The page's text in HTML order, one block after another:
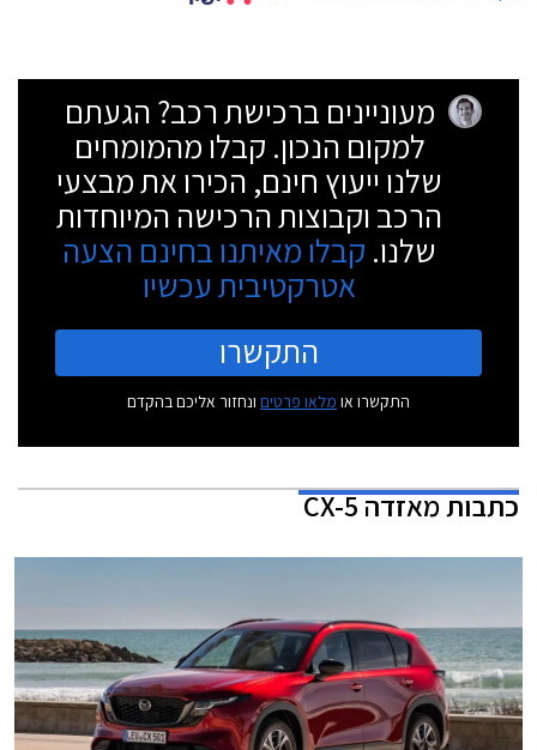
מעוניינים ברכישת רכב? הגעתם
למקום הנכון. קבלו מהמומחים
שלנו ייעוץ חינם, הכירו את מבצעי
הרכב וקבוצות הרכישה המיוחדות
שלנו. קבלו מאיתנו בחינם הצעה
אטרקטיבית עכשיו
התקשרו
התקשרו או מלאו פרטים ונחזור אליכם בהקדם
כתבותמאזדה CX-5